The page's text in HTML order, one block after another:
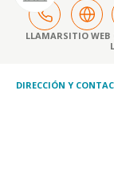
LLAMARSITIO WEB
DIRECCIÓN Y